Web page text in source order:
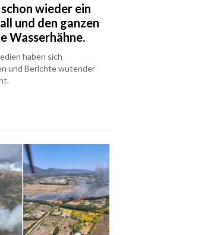
wieder ein
und den ganzen
Wasserhähne.
haben sich
und Berichte wütender